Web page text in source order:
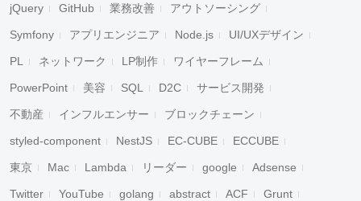
jQuery GitHub 業務改善 アウトソーシング
Symfony アプリエンジニア Node.js UI/UXデザイン
PL ネットワーク LP制作 ワイヤーフレーム
PowerPoint 美容 SQL D2C サービス開発
不動産 インフルエンサー ブロックチェーン
styled-component NestJS EC-CUBE ECCUBE
東京 Mac Lambda リーダー google Adsense
Twitter YouTube golang abstract ACF Grunt